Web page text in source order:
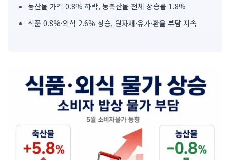
심
농산물 가격 0.8% 하락, 농축산물 전체 상승률 1.8%
식품 0.8%·외식 2.6% 상승, 원자재·유가·환율 부담 지속